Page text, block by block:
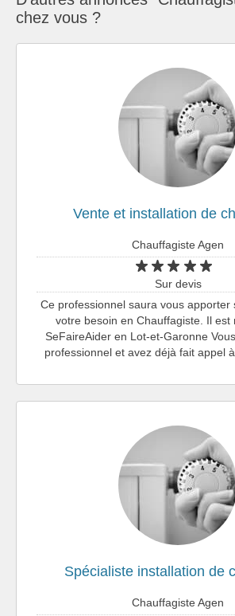
chez vous ?
Vente et installation de
Chauffagiste Agen
Sur devis
Ce professionnel saura vous apporter
votre besoin en Chauffagiste. Il est
SeFaireAider en Lot-et-Garonne
professionnel et avez déjà fait appel
Spécialiste installation de
Chauffagiste Agen